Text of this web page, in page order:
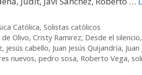
Católica,Solistas católicos
Olivo,Cristy Ramirez, Desde el silencio
, jesús cabello, Juan Jesús Quijandría, Juan
nuevos, pedro sosa, Roberto Vega,